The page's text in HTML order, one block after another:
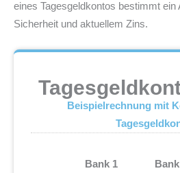
eines Tagesgeldkontos bestimmt
Sicherheit und aktuellem Zins.
Beispielrechnung mit
Bank 1